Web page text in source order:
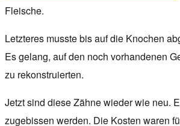
Fleische.
Letzteres musste bis auf die Knochen
Es gelang, auf den noch vorhandenen
zu rekonstruierten.
Jetzt sind diese Zähne wieder wie neu.
zugebissen werden. Die Kosten waren